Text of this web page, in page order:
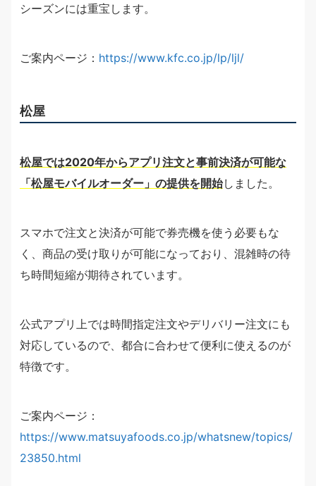
シーズンには重宝します。
ご案内ページ： https://www.kfc.co.jp/lp/ljl/
松屋
松屋では2020年からアプリ注文と事前決済が可能な
「松屋モバイルオーダー」の提供を開始しました。
スマホで注文と決済が可能で券売機を使う必要もな
く、商品の受け取りが可能になっており、混雑時の待
ち時間短縮が期待されています。
公式アプリ上では時間指定注文やデリバリー注文にも
対応しているので、都合に合わせて便利に使えるのが
特徴です。
ご案内ページ：
https://www.matsuyafoods.co.jp/whatsnew/topics/
23850.html